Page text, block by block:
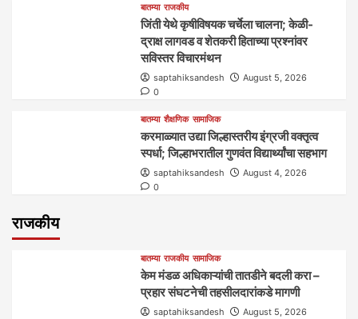
बातम्या राजकीय
जिंती येथे कृषीविषयक चर्चेला चालना; केळी-
द्राक्ष लागवड व शेतकरी हिताच्या प्रश्नांवर
सविस्तर विचारमंथन
saptahiksandesh
August 5, 2026
0
बातम्या शैक्षणिक सामाजिक
करमाळ्यात उद्या जिल्हास्तरीय इंग्रजी वक्तृत्व
स्पर्धा; जिल्हाभरातील गुणवंत विद्यार्थ्यांचा सहभाग
saptahiksandesh
August 4, 2026
0
राजकीय
बातम्या राजकीय सामाजिक
केम मंडळ अधिकाऱ्यांची तातडीने बदली करा –
प्रहार संघटनेची तहसीलदारांकडे मागणी
saptahiksandesh
August 5, 2026